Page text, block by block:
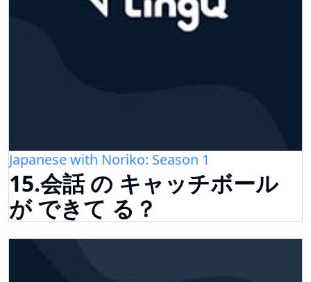
Japanese with Noriko: Season 1
15.会話 の キャッチボール
が できて る？